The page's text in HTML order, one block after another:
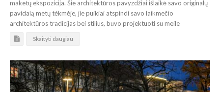
maketų ekspozicija. Šie architektūros pavyzdžiai išlaikė savo originalų
pavidalą metų tėkmėje, jie puikiai atspindi savo laikmečio
architektūros tradicijas bei stilius, buvo projektuoti su meile
Skaityti daugiau